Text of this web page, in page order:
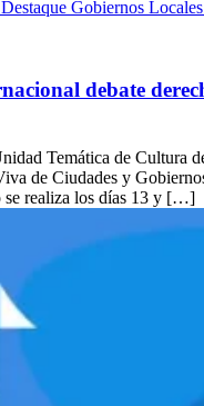
Destaque Gobiernos Locales
debate
Temática de Cultura
de Ciudades y
se realiza los días 13 y […]